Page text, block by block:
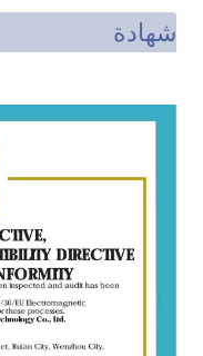
شهادة